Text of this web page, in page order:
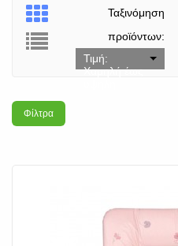
Ταξινόμηση
προϊόντων:
Τιμή:
Χαμηλή έως
Φίλτρα